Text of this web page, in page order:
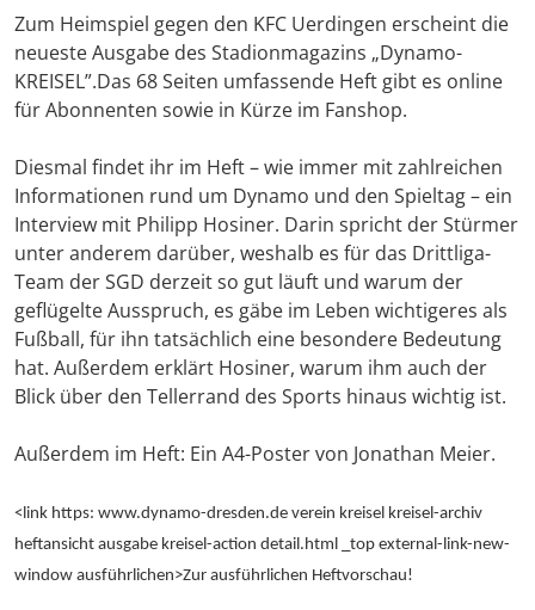
Zum Heimspiel gegen den KFC Uerdingen erscheint die
neueste Ausgabe des Stadionmagazins „Dynamo-
KREISEL”.Das 68 Seiten umfassende Heft gibt es online
für Abonnenten sowie in Kürze im Fanshop.
Diesmal findet ihr im Heft – wie immer mit zahlreichen
Informationen rund um Dynamo und den Spieltag – ein
Interview mit Philipp Hosiner. Darin spricht der Stürmer
unter anderem darüber, weshalb es für das Drittliga-
Team der SGD derzeit so gut läuft und warum der
geflügelte Ausspruch, es gäbe im Leben wichtigeres als
Fußball, für ihn tatsächlich eine besondere Bedeutung
hat. Außerdem erklärt Hosiner, warum ihm auch der
Blick über den Tellerrand des Sports hinaus wichtig ist.
Außerdem im Heft: Ein A4-Poster von Jonathan Meier.
<link https: www.dynamo-dresden.de verein kreisel kreisel-archiv
heftansicht ausgabe kreisel-action detail.html _top external-link-new-
window ausführlichen>Zur ausführlichen Heftvorschau!